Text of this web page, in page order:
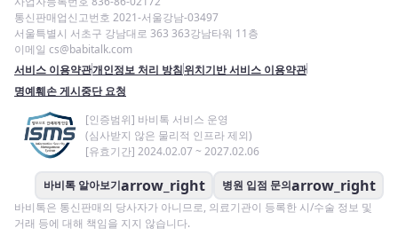
통신판매업신고번호 2021-서울강남-03497
서울특별시 서초구 강남대로 363 363강남타워 11층
이메일 cs@babitalk.com
서비스 이용약관개인정보 처리 방침위치기반 서비스 이용약관
명예훼손 게시중단 요청
[인증범위] 바비톡 서비스 운영
(심사받지 않은 물리적 인프라 제외)
[유효기간] 2024.02.07 ~ 2027.02.06
바비톡 알아보기arrow_right 병원 입점 문의arrow_right
바비톡은 통신판매의 당사자가 아니므로, 의료기관이 등록한 시/수술 정보 및
거래 등에 대해 책임을 지지 않습니다.